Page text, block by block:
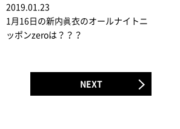
2019.01.23
1月16日の新内眞衣のオールナイトニ
ッポンzeroは？？？
NEXT